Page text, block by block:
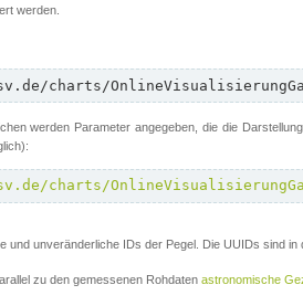
werden.
charts/
werden Parameter angegeben, die die
charts/
und unveränderliche IDs der Pegel. Die UUIDs sind in
zu den gemessenen Rohdaten astronomische